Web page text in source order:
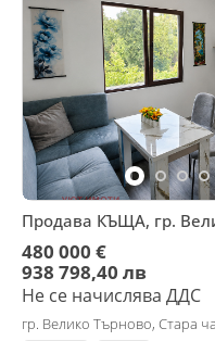
Продава КЪЩА, гр.
480 000 €
938 798,40 лв
Не се начислява ДДС
гр. Велико Търново, Стара